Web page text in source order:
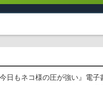
今日もネコ様の圧が強い』電